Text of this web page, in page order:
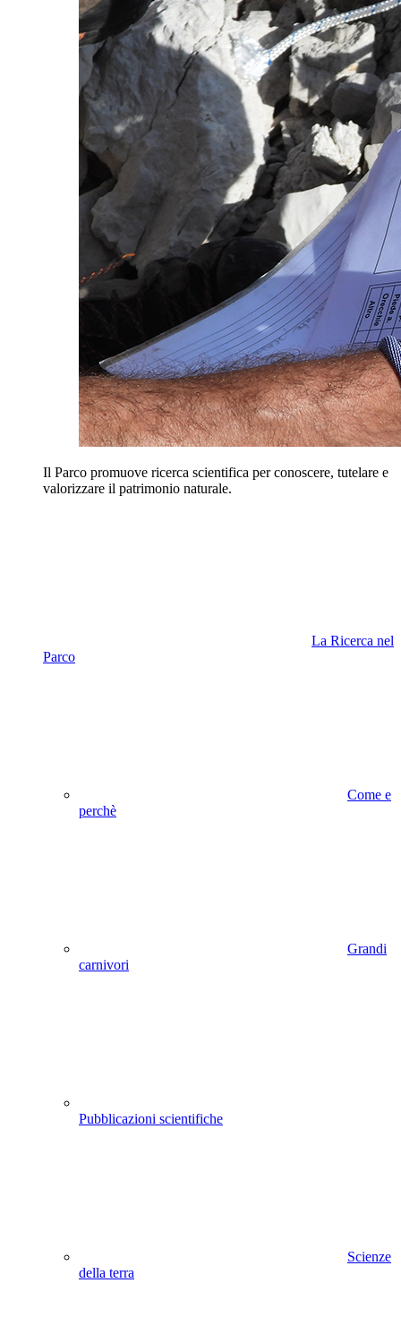
Il Parco promuove ricerca scientifica per conoscere, tutelare e
valorizzare il patrimonio naturale.
La Ricerca nel
Parco
Come e
perchè
Grandi
carnivori
Pubblicazioni scientifiche
Scienze
della terra